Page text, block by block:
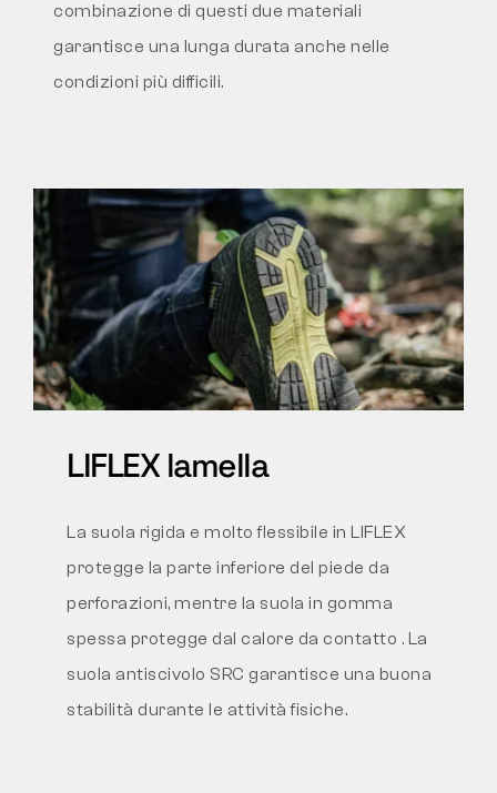
combinazione di questi due materiali
garantisce una lunga durata anche nelle
condizioni più difficili.
LIFLEX lamella
La suola rigida e molto flessibile in LIFLEX
protegge la parte inferiore del piede da
perforazioni, mentre la suola in gomma
spessa protegge dal calore da contatto . La
suola antiscivolo SRC garantisce una buona
stabilità durante le attività fisiche.